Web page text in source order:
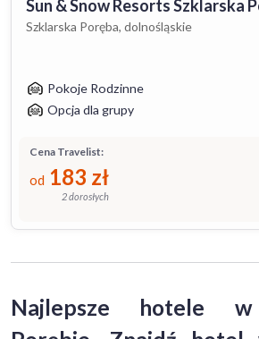
Sun & Snow Resorts Szklarska
Szklarska Poręba, dolnośląskie
Pokoje Rodzinne
Opcja dla grupy
Cena Travelist:
od 183 zł
2 dorosłych
Najlepsze hotele w